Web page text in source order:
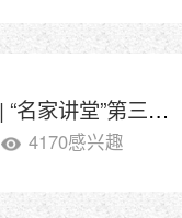
公教活动现场 | “名家讲堂”第三期——崔向君：鲁公神韵，大唐雄风一一颜真卿《祭侄文稿》书法解析与欣赏
4170感兴趣